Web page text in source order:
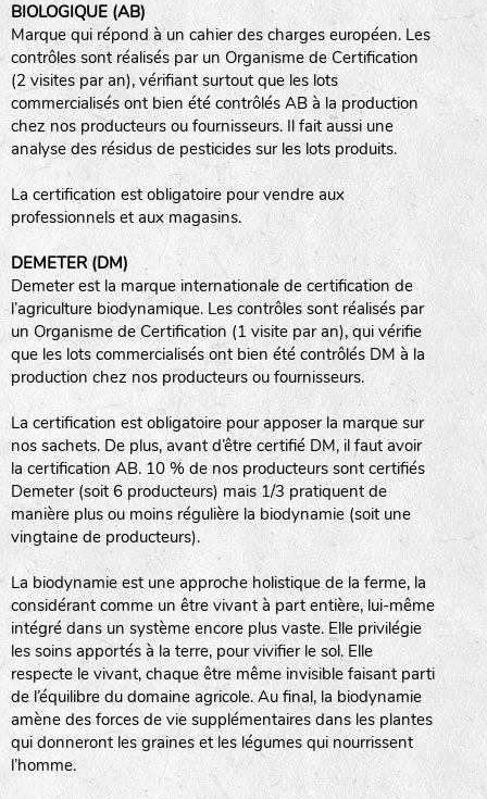
BIOLOGIQUE (AB)
Marque qui répond à un cahier des charges européen. Les
contrôles sont réalisés par un Organisme de Certification
(2 visites par an), vérifiant surtout que les lots
commercialisés ont bien été contrôlés AB à la production
chez nos producteurs ou fournisseurs. Il fait aussi une
analyse des résidus de pesticides sur les lots produits.
La certification est obligatoire pour vendre aux
professionnels et aux magasins.
DEMETER (DM)
Demeter est la marque internationale de certification de
l’agriculture biodynamique. Les contrôles sont réalisés par
un Organisme de Certification (1 visite par an), qui vérifie
que les lots commercialisés ont bien été contrôlés DM à la
production chez nos producteurs ou fournisseurs.
La certification est obligatoire pour apposer la marque sur
nos sachets. De plus, avant d’être certifié DM, il faut avoir
la certification AB. 10 % de nos producteurs sont certifiés
Demeter (soit 6 producteurs) mais 1/3 pratiquent de
manière plus ou moins régulière la biodynamie (soit une
vingtaine de producteurs).
La biodynamie est une approche holistique de la ferme, la
considérant comme un être vivant à part entière, lui-même
intégré dans un système encore plus vaste. Elle privilégie
les soins apportés à la terre, pour vivifier le sol. Elle
respecte le vivant, chaque être même invisible faisant parti
de l’équilibre du domaine agricole. Au final, la biodynamie
amène des forces de vie supplémentaires dans les plantes
qui donneront les graines et les légumes qui nourrissent
l’homme.
haies
zone sauvage
mare
tas de compost
fleurs
animaux domestiques
animaux sauvages
biodiversité cultivée